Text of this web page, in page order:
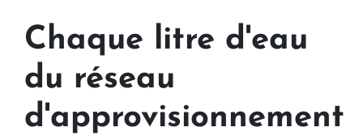
Chaque litre d'eau
du réseau
d'approvisionnement